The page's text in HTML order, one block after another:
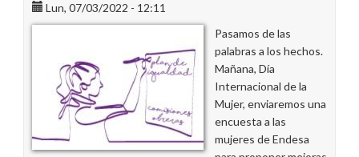
la
mujer
Endesa
motivo
del
8
de
Lun, 07/03/2022 - 12:11
Pasamos de las
palabras a los hechos.
Mañana, Día
Internacional de la
Mujer, enviaremos una
encuesta a las
mujeres de Endesa